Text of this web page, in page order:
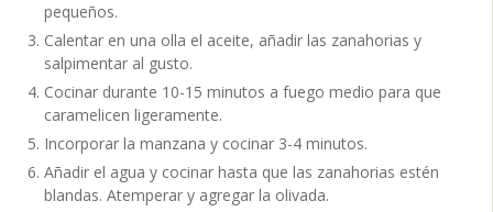
pequeños.
Calentar en una olla el aceite, añadir las zanahorias y
salpimentar al gusto.
Cocinar durante 10-15 minutos a fuego medio para que
caramelicen ligeramente.
Incorporar la manzana y cocinar 3-4 minutos.
Añadir el agua y cocinar hasta que las zanahorias estén
blandas. Atemperar y agregar la olivada.